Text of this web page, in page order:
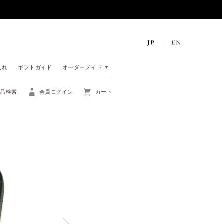
れ ギフトガイド オーダーメイド
検索 会員ログイン カート